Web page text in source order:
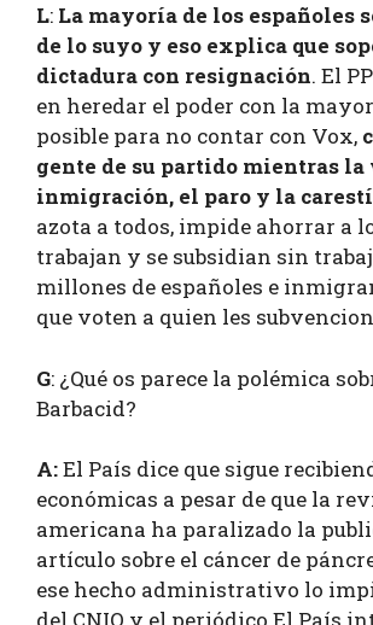
L: La mayoría de los españoles
de lo suyo y eso explica que
dictadura con resignación. El
en heredar el poder con la
posible para no contar con Vox,
gente de su partido mientras
inmigración, el paro y la
azota a todos, impide ahorrar a
trabajan y se subsidian sin
millones de españoles e
que voten a quien les
G: ¿Qué os parece la polémica
Barbacid?
A:El País dice que sigue
económicas a pesar de que la
americana ha paralizado la
artículo sobre el cáncer de
ese hecho administrativo lo